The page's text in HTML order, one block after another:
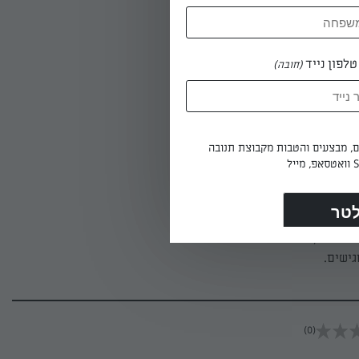
מהרגע
שתיים,
(0)
נייד(חובה)
מבצעים והטבות מקבוצת תנובה